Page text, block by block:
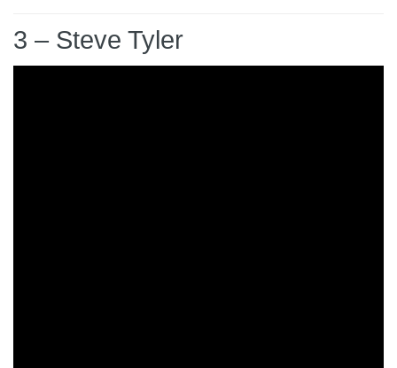
3 – Steve Tyler